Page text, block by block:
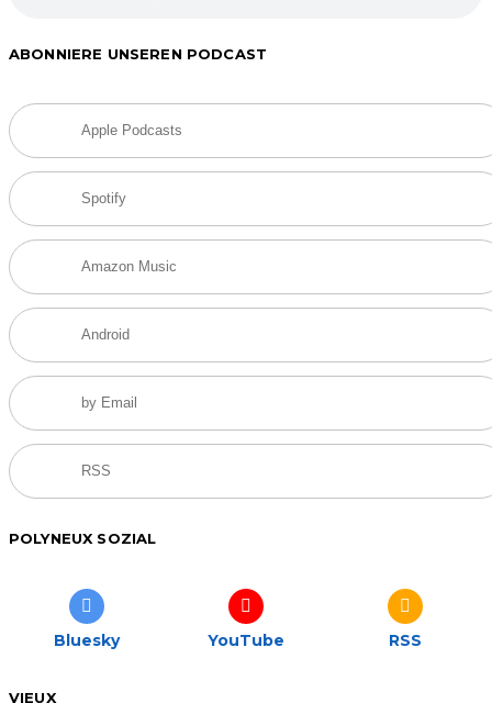
ABONNIERE UNSEREN PODCAST
Apple Podcasts
Spotify
Amazon Music
Android
by Email
RSS
POLYNEUX SOZIAL
Bluesky YouTube RSS
VIEUX